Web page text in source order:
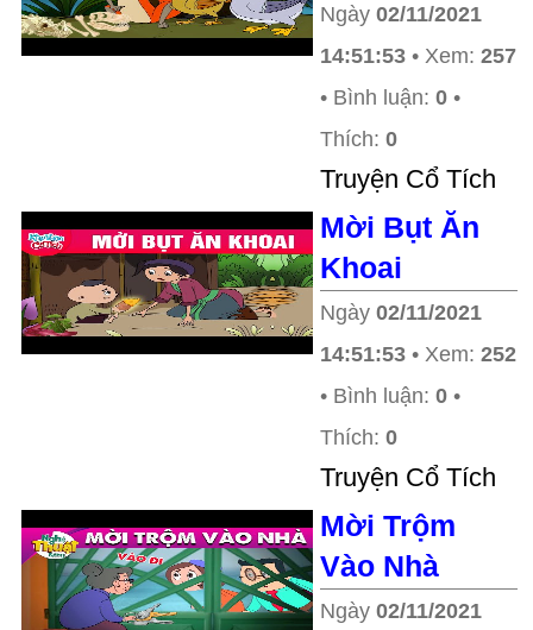
Ngày 02/11/2021
14:51:53 • Xem: 257
• Bình luận: 0 •
Thích: 0
Truyện Cổ Tích
Mời Bụt Ăn
Khoai
Ngày 02/11/2021
14:51:53 • Xem: 252
• Bình luận: 0 •
Thích: 0
Truyện Cổ Tích
Mời Trộm
Vào Nhà
Ngày 02/11/2021